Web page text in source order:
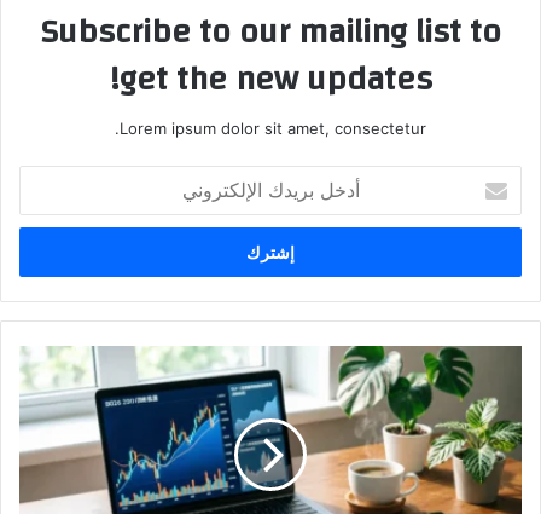
Subscribe to our mailing list to
get the new updates!
Lorem ipsum dolor sit amet, consectetur.
بريدك
الإلكتروني
دولار
في
2026:
هل
تشتري